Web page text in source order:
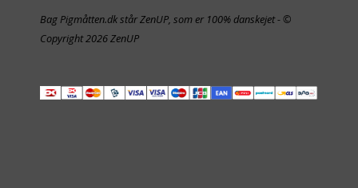
Bag Pigmåtten.dk står ZenUP, som er 100% danskejet - ©
Copyright 2026 ZenUP